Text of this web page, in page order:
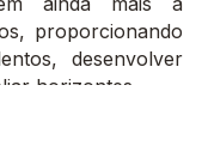
proporcionando
desenvolver
horizontes.
dos pais e